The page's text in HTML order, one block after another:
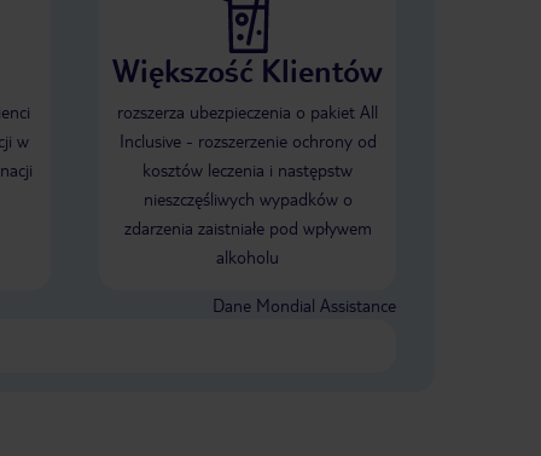
w
Większość Klientów
rozszerza ubezpieczenia o pakiet All
Inclusive - rozszerzenie ochrony od
kosztów leczenia i następstw
nieszczęśliwych wypadków o
zdarzenia zaistniałe pod wpływem
alkoholu
Dane Mondial Assistance